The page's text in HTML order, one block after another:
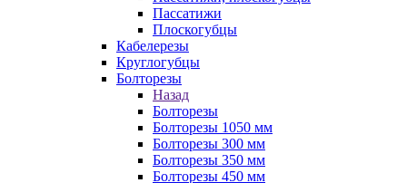
Пассатижи
Плоскогубцы
Кабелерезы
Круглогубцы
Болторезы
Назад
Болторезы
Болторезы 1050 мм
Болторезы 300 мм
Болторезы 350 мм
Болторезы 450 мм